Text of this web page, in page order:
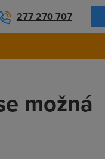
277 270 707
možná